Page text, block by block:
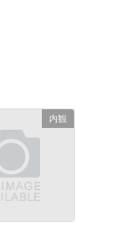
内観